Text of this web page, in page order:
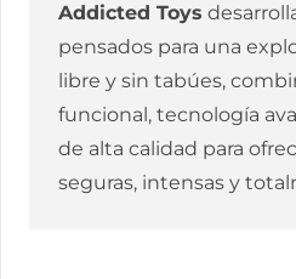
Addicted Toys
pensados para una
libre y sin tabúes,
funcional, tecnología
de alta calidad para
seguras, intensas y